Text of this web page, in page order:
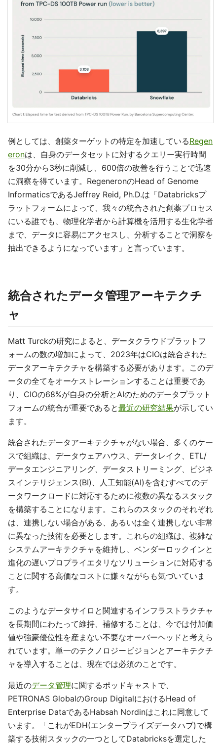
例としては、創薬ターゲットの特定を加速しているRegen
eronは、自身のデータセットに対するクエリー実行時間
を30分から3秒に削減し、600倍の改善を行うことで迅速
に洞察を得ています。RegeneronのHead of Genome
InformaticsであるJeffrey Reid, Ph.D.は「Databricksプ
ラットフォームによって、我々の統合された創薬プロセス
にいる誰でも、物理化学者から計算機を活用する生化学者
まで、データに容易にアクセスし、分析することで洞察を
抽出できるようになっています」と言っています。
統合されたデータ管理アーキテクチ
ャ
Matt Turckの研究によると、データクラウドプラットフ
ォームの数の増加によって、2023年はCIOは統合された
データアーキテクチャを構築する必要があります。このデ
ータの全てをオーケストレーションすることは重要であ
り、CIOの68%が自身の分析とAIのためのデータプラット
フォームの統合が重要であると最近の研究結果が示してい
ます。
統合されたデータアーキテクチャがない場合、多くのケー
スで組織は、データウェアハウス、データレイク、ETL/
データエンジニアリング、データストリーミング、ビジネ
スインテリジェンス(BI)、人工知能(AI)を含むすべてのデ
ータワークロードに対応するために複数の異なるスタック
を構築することになります。これらのスタックのそれぞれ
は、連携しない場合がある、あるいは全く連携しない非常
に異なった技術を必要とします。これらの組織は、複雑な
システムアーキテクチャを維持し、ベンダーロックインと
進化の遅いプロプライエタリなソリューションに対応する
ことに関する高価なコストに嫌々ながらも気づいていま
す。
このようなデータサイロと関連するインフラストラクチャ
を長期間にわたって維持、補修することは、今では付加価
値や強豪優位性を産まない不要なオーバーヘッドと考えら
れています。単一のテクノロジービジョンとアーキテクチ
ャを導入することは、現在では必須のことです。
最近のデータ管理に関するポッドキャストで、
PETRONAS GlobalのGroup DigitalにおけるHead of
Enterprise DataであるHabsah Nordinはこれに同意して
います。「これがEDH(エンタープライズデータハブ)で構
築する技術スタックの一つとしてDatabricksを選定した